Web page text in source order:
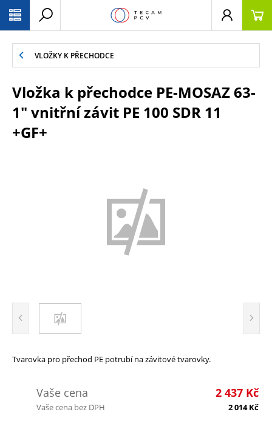
VLOŽKY K PŘECHODCE
Vložka k přechodce PE-MOSAZ 63-
1" vnitřní závit PE 100 SDR 11
+GF+
Tvarovka pro přechod PE potrubí na závitové tvarovky.
Vaše cena 2 437 Kč
Vaše cena bez DPH 2 014Kč